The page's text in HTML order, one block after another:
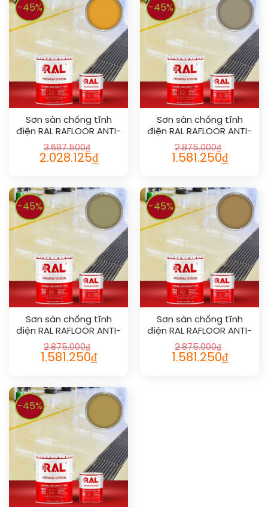
-45%
Sơn sàn chống tĩnh
điện RAL RAFLOOR ANTI-
STATIC 1033
3.687.500₫
2.028.125₫
-45%
Sơn sàn chống tĩnh
điện RAL RAFLOOR ANTI-
STATIC 1019
2.875.000₫
1.581.250₫
-45%
Sơn sàn chống tĩnh
điện RAL RAFLOOR ANTI-
STATIC 1020
2.875.000₫
1.581.250₫
-45%
Sơn sàn chống tĩnh
điện RAL RAFLOOR ANTI-
STATIC 1011
2.875.000₫
1.581.250₫
-45%